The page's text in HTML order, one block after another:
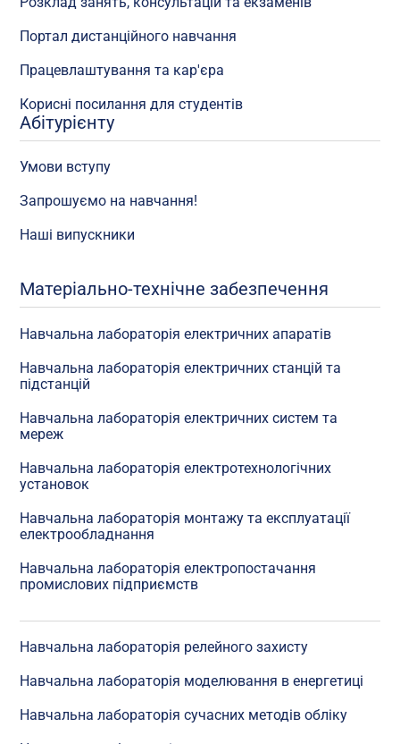
Портал дистанційного навчання
Працевлаштування та кар'єра
Корисні посилання для студентів
Абітурієнту
Умови вступу
Запрошуємо на навчання!
Наші випускники
Матеріально-технічне забезпечення
Навчальна лабораторія електричних апаратів
Навчальна лабораторія електричних станцій та
підстанцій
Навчальна лабораторія електричних систем та
мереж
Навчальна лабораторія електротехнологічних
установок
Навчальна лабораторія монтажу та експлуатації
електрообладнання
Навчальна лабораторія електропостачання
промислових підприємств
Навчальна лабораторія релейного захисту
Навчальна лабораторія моделювання в енергетиці
Навчальна лабораторія сучасних методів обліку